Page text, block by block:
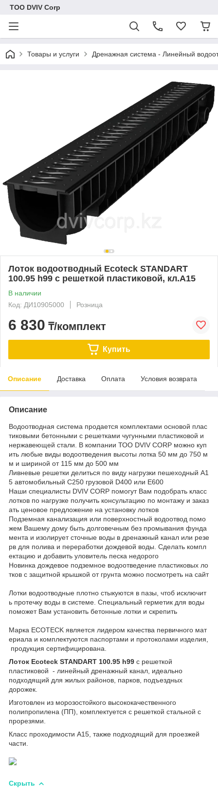
ТОО DVIV Corp
Товары и услуги Дренажная система - Линейный
Лоток водоотводный Ecoteck STANDART
100.95 h99 с решеткой пластиковой, кл.А15
В наличии
Код: ДИ10905000
Розница
6 830 ₸/комплект
Купить
Описание Доставка Оплата Условия возврата
Описание
Водоотводная система продается комплектами основой плас
тиковыми бетонными с решетками чугунными пластиковой и
нержавеющей стали. В компании ТОО DVIV CORP можно куп
ить любые виды водоотведения высоты лотка 50 мм до 750 м
м и шириной от 115 мм до 500 мм
Ливневые решетки делиться по виду нагрузки пешеходный А1
5 автомобильный С250 грузовой D400 или E600
Наши специалисты DVIV CORP помогут Вам подобрать класс
лотков по нагрузке получить консультацию по монтажу и заказ
ать ценовое предложение на установку лотков
Подземная канализация или поверхностный водоотвод помо
жем Вашему дому быть долговечным без промывания фунда
мента и изолирует сточные воды в дренажный канал или резе
рв для полива и переработки дождевой воды. Сделать компл
ектацию и добавить уловитель песка недорого
Новинка дождевое подземное водоотведение пластиковых ло
тков с защитной крышкой от грунта можно посмотреть на сайт
Лотки водоотводные плотно стыкуются в пазы, чтоб исключит
ь протечку воды в системе. Специальный герметик для воды
поможет Вам установить бетонные лотки и скрепить
Марка ECOTECK является лидером качества первичного мат
ериала и комплектуются паспортами и протоколами изделия,
продукция сертифицирована.
Лоток Ecoteck STANDART 100.95 h99 с решеткой
пластиковой - линейный дренажный канал, идеально
подходящий для жилых районов, парков, подъездных
дорожек.
Изготовлен из морозостойкого высококачественного
полипропилена (ПП), комплектуется с решеткой стальной с
прорезями.
Класс проходимости A15, также подходящий для проезжей
части.
Скрыть